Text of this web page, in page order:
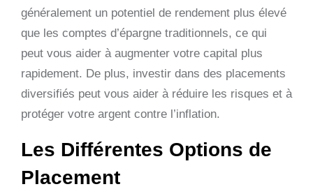
généralement un potentiel de rendement plus élevé
que les comptes d’épargne traditionnels, ce qui
peut vous aider à augmenter votre capital plus
rapidement. De plus, investir dans des placements
diversifiés peut vous aider à réduire les risques et à
protéger votre argent contre l’inflation.
Les Différentes Options de
Placement